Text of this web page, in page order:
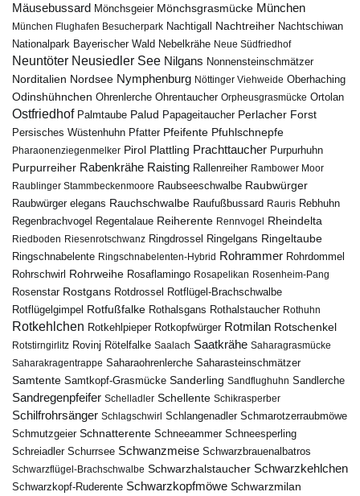
Mäusebussard Mönchsgeier Mönchsgrasmücke München
München Flughafen Besucherpark Nachtigall Nachtreiher Nachtschiwan
Nationalpark Bayerischer Wald Nebelkrähe Neue Südfriedhof
Neuntöter Neusiedler See Nilgans Nonnensteinschmätzer
Norditalien Nordsee Nymphenburg Nöttinger Viehweide Oberhaching
Odinshühnchen Ohrenlerche Ohrentaucher Orpheusgrasmücke Ortolan
Ostfriedhof Palmtaube Palud Papageitaucher Perlacher Forst
Persisches Wüstenhuhn Pfatter Pfeifente Pfuhlschnepfe
Pharaonenziegenmelker Pirol Plattling Prachttaucher Purpurhuhn
Purpurreiher Rabenkrähe Raisting Rallenreiher Rambower Moor
Raublinger Stammbeckenmoore Raubseeschwalbe Raubwürger
Raubwürger elegans Rauchschwalbe Raufußbussard Rauris Rebhuhn
Regenbrachvogel Regentalaue Reiherente Rennvogel Rheindelta
Riedboden Riesenrotschwanz Ringdrossel Ringelgans Ringeltaube
Ringschnabelente Ringschnabelenten-Hybrid Rohrammer Rohrdommel
Rohrschwirl Rohrweihe Rosaflamingo Rosapelikan Rosenheim-Pang
Rosenstar Rostgans Rotdrossel
Rotflügel-Brachschwalbe
Rotflügelgimpel Rotfußfalke Rothalsgans Rothalstaucher Rothuhn
Rotkehlchen Rotkehlpieper Rotkopfwürger Rotmilan Rotschenkel
Rotstirngirlitz Rovinj Rötelfalke Saalach Saatkrähe Saharagrasmücke
Saharakragentrappe Saharaohrenlerche Saharasteinschmätzer
Samtente Samtkopf-Grasmücke Sanderling Sandflughuhn Sandlerche
Sandregenpfeifer Schelladler Schellente Schikrasperber
Schilfrohrsänger Schlagschwirl Schlangenadler Schmarotzerraubmöwe
Schmutzgeier Schnatterente Schneeammer Schneesperling
Schreiadler Schurrsee Schwanzmeise Schwarzbrauenalbatros
Schwarzflügel-Brachschwalbe Schwarzhalstaucher Schwarzkehlchen
Schwarzkopf-Ruderente Schwarzkopfmöwe Schwarzmilan